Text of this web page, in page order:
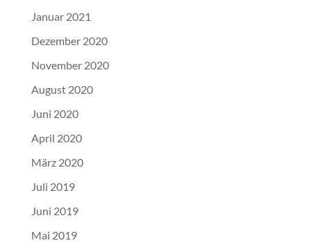
Januar 2021
Dezember 2020
November 2020
August 2020
Juni 2020
April 2020
März 2020
Juli 2019
Juni 2019
Mai 2019